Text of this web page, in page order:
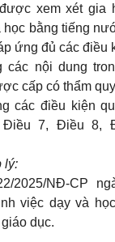
xem xét gia
học bằng tiếng
ứng đủ các điều
các nội dung
cấp có thẩm
các điều kiện
7, Điều 8,
lý:
/2025/NĐ-CP
việc dạy và
dục.